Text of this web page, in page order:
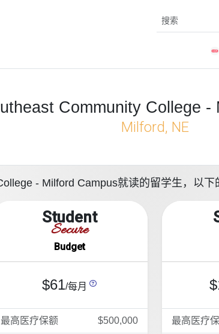
Community College -
Milford, NE
- Milford Campus就读的留学生，以下
Student
Secure
Budget
$61/每月
最高医疗保额 $500,000 最高医疗